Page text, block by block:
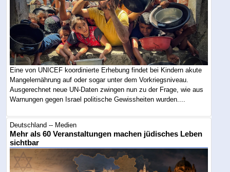
Eine von UNICEF koordinierte Erhebung findet bei Kindern akute
Mangelernährung auf oder sogar unter dem Vorkriegsniveau.
Ausgerechnet neue UN-Daten zwingen nun zu der Frage, wie aus
Warnungen gegen Israel politische Gewissheiten wurden....
Deutschland -- Medien
Mehr als 60 Veranstaltungen machen jüdisches Leben
sichtbar